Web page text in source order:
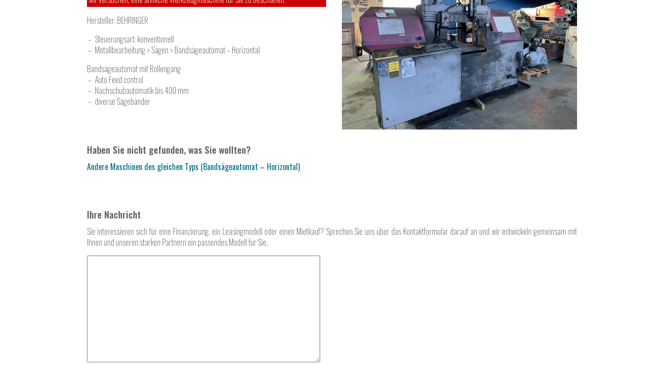
Hersteller: BEHRINGER
Steuerungsart: konventionell
Metallbearbeitung > Sägen > Bandsägeautomat – Horizontal
Bandsägeautomat mit Rollengang
Auto Feed control
Nachschubautomatik bis 400 mm
diverse Sägebänder
Haben Sie nicht gefunden, was Sie wollten?
Andere Maschinen des gleichen Typs (Bandsägeautomat – Horizontal)
Ihre Nachricht
Sie interessieren sich für eine Finanzierung, ein Leasingmodell oder einen Mietkauf? Sprechen Sie uns über das Kontaktformular darauf an und wir entwickeln gemeinsam mit
Ihnen und unseren starken Partnern ein passendes Modell für Sie.